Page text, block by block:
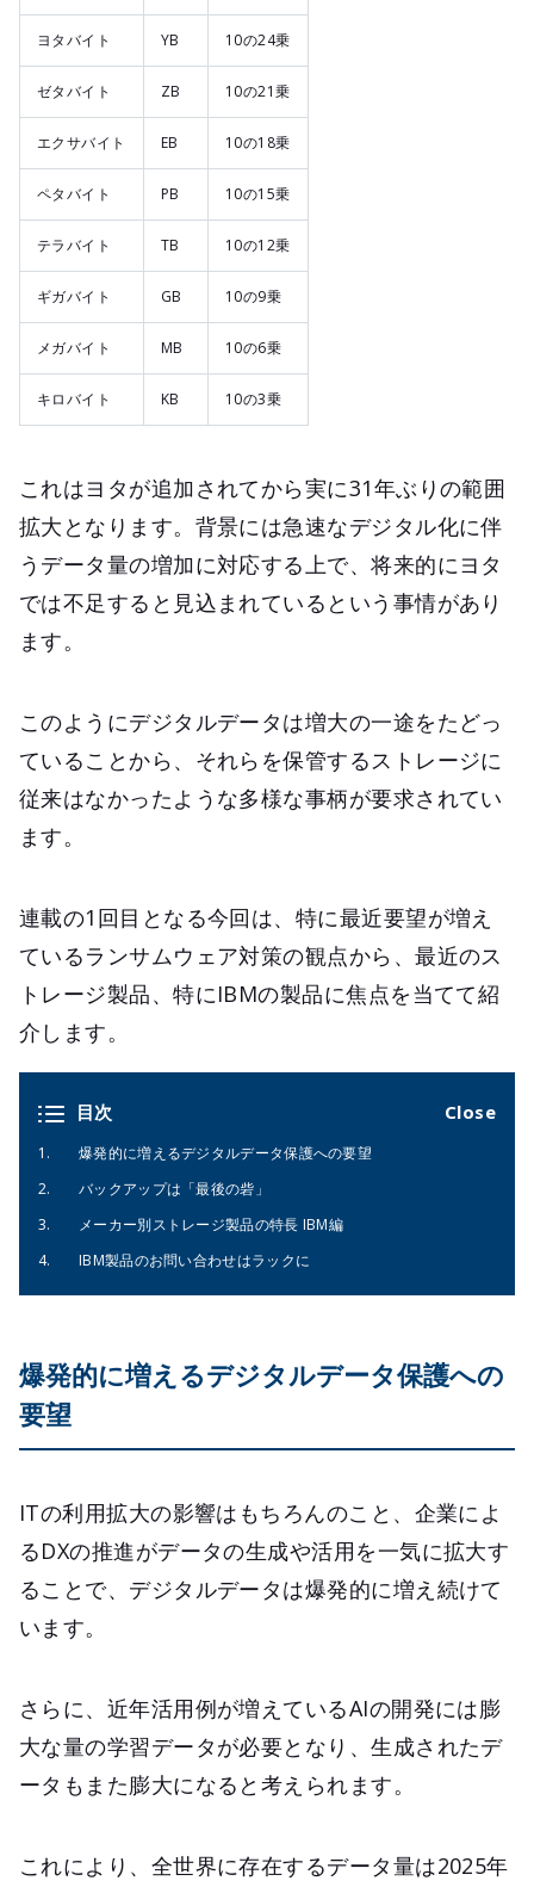
ヨタバイト YB 10の24乗
ゼタバイト ZB 10の21乗
エクサバイト EB 10の18乗
ペタバイト PB 10の15乗
テラバイト TB 10の12乗
ギガバイト GB 10の9乗
メガバイト MB 10の6乗
キロバイト KB 10の3乗
これはヨタが追加されてから実に31年ぶりの範囲
拡大となります。背景には急速なデジタル化に伴
うデータ量の増加に対応する上で、将来的にヨタ
では不足すると見込まれているという事情があり
ます。
このようにデジタルデータは増大の一途をたどっ
ていることから、それらを保管するストレージに
従来はなかったような多様な事柄が要求されてい
ます。
連載の1回目となる今回は、特に最近要望が増え
ているランサムウェア対策の観点から、最近のス
トレージ製品、特にIBMの製品に焦点を当てて紹
介します。
目次
爆発的に増えるデジタルデータ保護への要望
バックアップは「最後の砦」
メーカー別ストレージ製品の特長 IBM編
IBM製品のお問い合わせはラックに
爆発的に増えるデジタルデータ保護への
要望
ITの利用拡大の影響はもちろんのこと、企業によ
るDXの推進がデータの生成や活用を一気に拡大す
ることで、デジタルデータは爆発的に増え続けて
います。
さらに、近年活用例が増えているAIの開発には膨
大な量の学習データが必要となり、生成されたデ
ータもまた膨大になると考えられます。
これにより、全世界に存在するデータ量は2025年